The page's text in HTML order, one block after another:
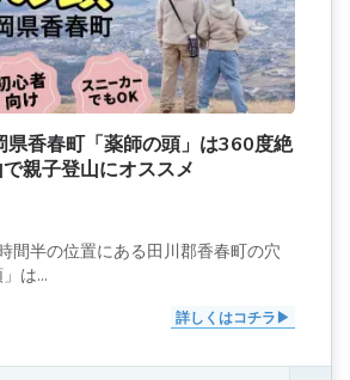
県香春町「薬師の頭」は360度絶
親子登山にオススメ
間半の位置にある田川郡香春町の穴
は...
詳しくはコチラ